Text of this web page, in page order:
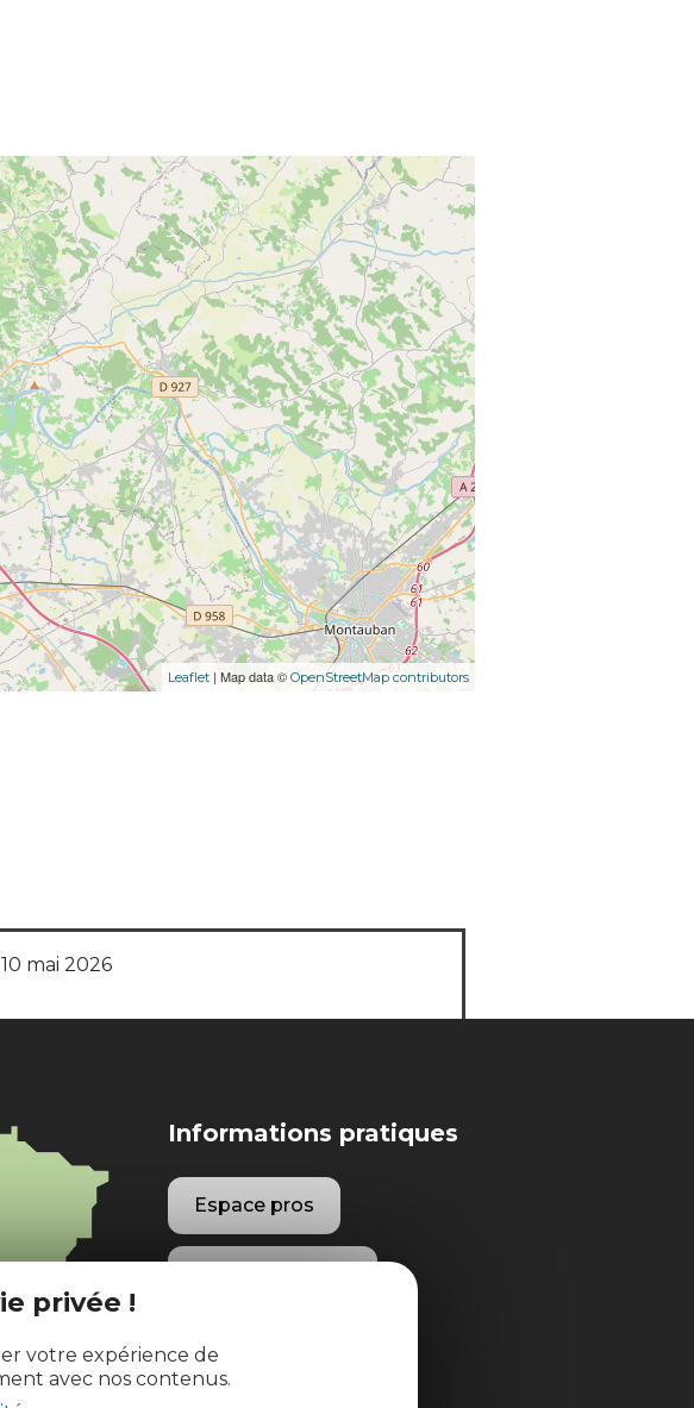
privée !
votre expérience de
avec nos contenus.
Leaflet | Map data © OpenStreetMap contributors
mai 2026
Informations pratiques
Espace pros
Brochures